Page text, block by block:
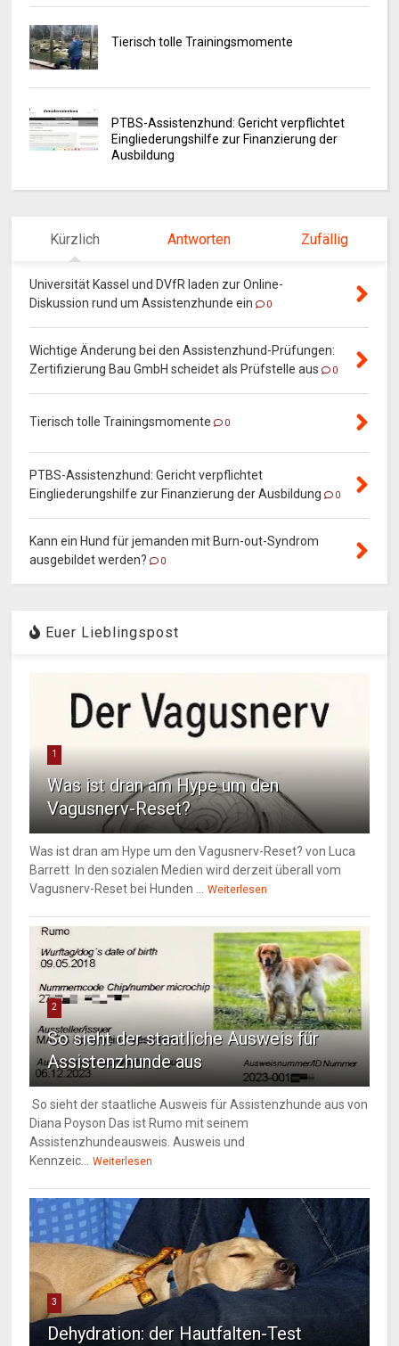
Tierisch tolle Trainingsmomente
PTBS-Assistenzhund: Gericht verpflichtet
Eingliederungshilfe zur Finanzierung der
Ausbildung
Kürzlich Antworten Zufällig
Universität Kassel und DVfR laden zur Online-
Diskussion rund um Assistenzhunde ein
0
Wichtige Änderung bei den Assistenzhund-Prüfungen:
Zertifizierung Bau GmbH scheidet als Prüfstelle aus
0
Tierisch tolle Trainingsmomente 0
PTBS-Assistenzhund: Gericht verpflichtet
Eingliederungshilfe zur Finanzierung der Ausbildung
0
Kann ein Hund für jemanden mit Burn-out-Syndrom
ausgebildet werden?
0
Euer Lieblingspost
1
Was ist dran am Hype um den
Vagusnerv-Reset?
Was ist dran am Hype um den Vagusnerv-Reset? von Luca
Barrett In den sozialen Medien wird derzeit überall vom
Vagusnerv-Reset bei Hunden ... Weiterlesen
2
So sieht der staatliche Ausweis für
Assistenzhunde aus
So sieht der staatliche Ausweis für Assistenzhunde aus von
Diana Poyson Das ist Rumo mit seinem
Assistenzhundeausweis. Ausweis und
Kennzeic... Weiterlesen
3
Dehydration: der Hautfalten-Test